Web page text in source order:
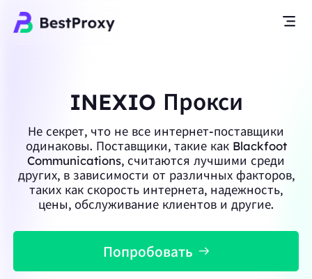
INEXIO Прокси
Не секрет, что не все интернет-поставщики
одинаковы. Поставщики, такие как Blackfoot
Communications, считаются лучшими среди
других, в зависимости от различных факторов,
таких как скорость интернета, надежность,
цены, обслуживание клиентов и другие.
Попробовать